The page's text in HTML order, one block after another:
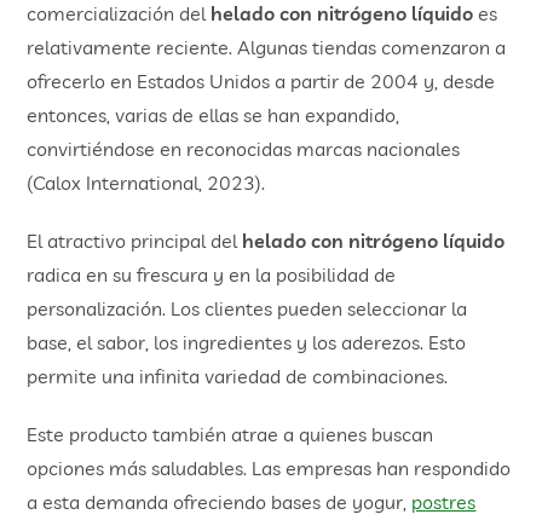
comercialización del helado con nitrógeno líquido es
relativamente reciente. Algunas tiendas comenzaron a
ofrecerlo en Estados Unidos a partir de 2004 y, desde
entonces, varias de ellas se han expandido,
convirtiéndose en reconocidas marcas nacionales
(Calox International, 2023).
El atractivo principal del helado con nitrógeno líquido
radica en su frescura y en la posibilidad de
personalización. Los clientes pueden seleccionar la
base, el sabor, los ingredientes y los aderezos. Esto
permite una infinita variedad de combinaciones.
Este producto también atrae a quienes buscan
opciones más saludables. Las empresas han respondido
a esta demanda ofreciendo bases de yogur, postres